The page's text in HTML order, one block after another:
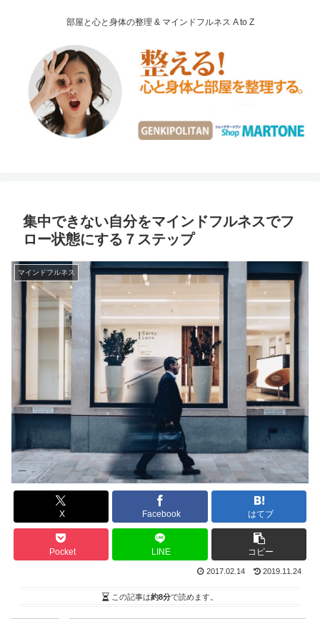
部屋と心と身体の整理 & マインドフルネス A to Z
集中できない自分をマインドフルネスでフ
ロー状態にする７ステップ
マインドフルネス
X Facebook はてブ
Pocket LINE コピー
2017.02.14 2019.11.24
この記事は約8分で読めます。